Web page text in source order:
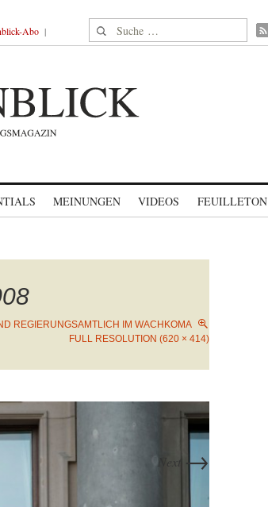
Abo Suche nach:
MEINUNGEN VIDEOS FEUILLETON
REGIERUNGSAMTLICH IM WACHKOMA
FULL RESOLUTION (620 × 414)
Next →